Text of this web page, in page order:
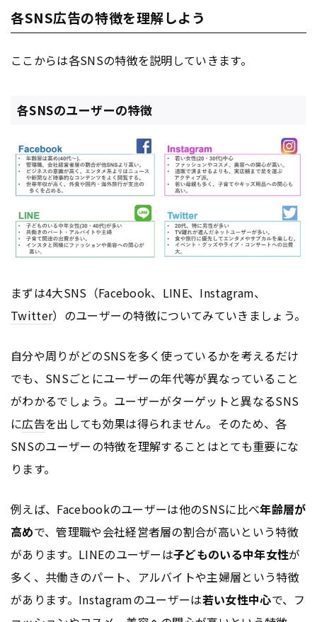
各SNS広告の特徴を理解しよう
ここからは各SNSの特徴を説明していきます。
各SNSのユーザーの特徴
まずは4大SNS（Facebook、LINE、Instagram、
Twitter）のユーザーの特徴についてみていきましょう。
自分や周りがどのSNSを多く使っているかを考えるだけ
でも、SNSごとにユーザーの年代等が異なっていること
がわかるでしょう。ユーザーがターゲットと異なるSNS
に広告を出しても効果は得られません。そのため、各
SNSのユーザーの特徴を理解することはとても重要にな
ります。
例えば、Facebookのユーザーは他のSNSに比べ年齢層が
高めで、管理職や会社経営者層の割合が高いという特徴
があります。LINEのユーザーは子どものいる中年女性が
多く、共働きのパート、アルバイトや主婦層という特徴
があります。Instagramのユーザーは若い女性中心で、フ